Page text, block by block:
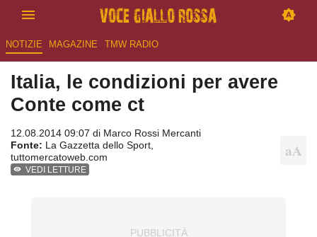
NOTIZIE MAGAZINE TMW RADIO
Italia, le condizioni per avere
Conte come ct
12.08.2014 09:07 di Marco Rossi Mercanti
Fonte: La Gazzetta dello Sport,
tuttomercatoweb.com
VEDI LETTURE